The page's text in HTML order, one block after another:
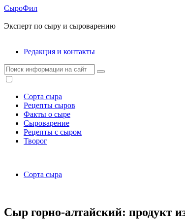
СыроФил
Эксперт по сыру и сыроварению
Редакция и контакты
Сорта сыра
Рецепты сыров
Факты о сыре
Сыроварение
Рецепты с сыром
Творог
Сорта сыра
Сыр горно-алтайский: продукт